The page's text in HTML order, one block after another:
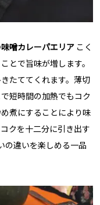
噌カレーパエリアこく
とで旨味が増します。
たててくれます。薄切
短時間の加熱でもコク
煮にすることにより味
クを十二分に引き出す
の違いを楽しめる一品